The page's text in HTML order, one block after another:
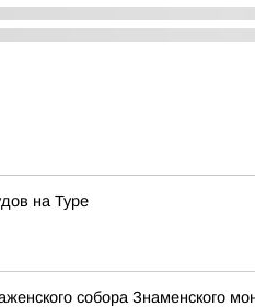
на Туре
собора Знаменского